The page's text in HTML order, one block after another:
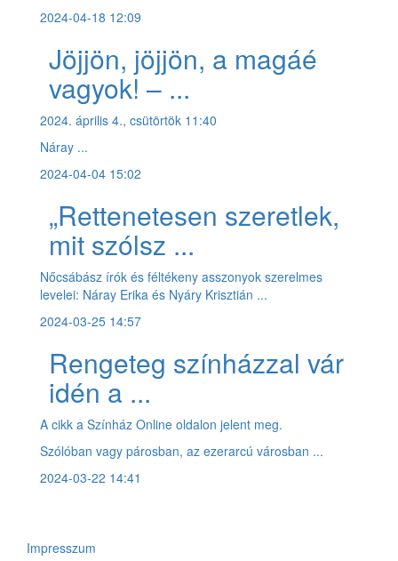
2024-04-18 12:09
Jöjjön, jöjjön, a magáé
vagyok! – ...
2024. április 4., csütörtök 11:40
Náray ...
2024-04-04 15:02
„Rettenetesen szeretlek,
mit szólsz ...
Nőcsábász írók és féltékeny asszonyok szerelmes
levelei: Náray Erika és Nyáry Krisztián ...
2024-03-25 14:57
Rengeteg színházzal vár
idén a ...
A cikk a Színház Online oldalon jelent meg.
Szólóban vagy párosban, az ezerarcú városban ...
2024-03-22 14:41
Impresszum